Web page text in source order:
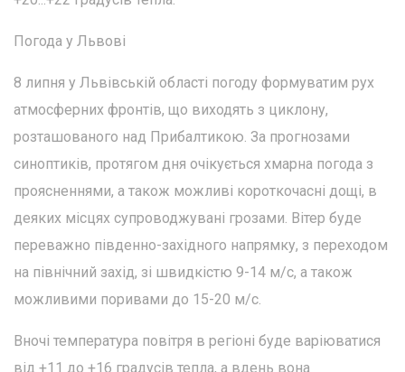
Погода у Львові
8 липня у Львівській області погоду формуватим рух
атмосферних фронтів, що виходять з циклону,
розташованого над Прибалтикою. За прогнозами
синоптиків, протягом дня очікується хмарна погода з
проясненнями, а також можливі короткочасні дощі, в
деяких місцях супроводжувані грозами. Вітер буде
переважно південно-західного напрямку, з переходом
на північний захід, зі швидкістю 9-14 м/с, а також
можливими поривами до 15-20 м/с.
Вночі температура повітря в регіоні буде варіюватися
від +11 до +16 градусів тепла, а вдень вона